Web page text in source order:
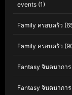
events (1)
Family ครอบครัว
Family ครอบครัว
Fantasy จินตนาการ
Fantasy จินตนาการ